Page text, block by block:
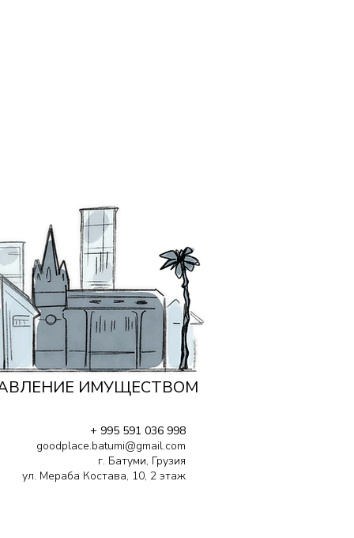
ИМУЩЕСТВОМ
+ 995 591 036 998
goodplace.batumi@gmail.com
г. Батуми, Грузия
ул. Мераба Костава, 10, 2 этаж